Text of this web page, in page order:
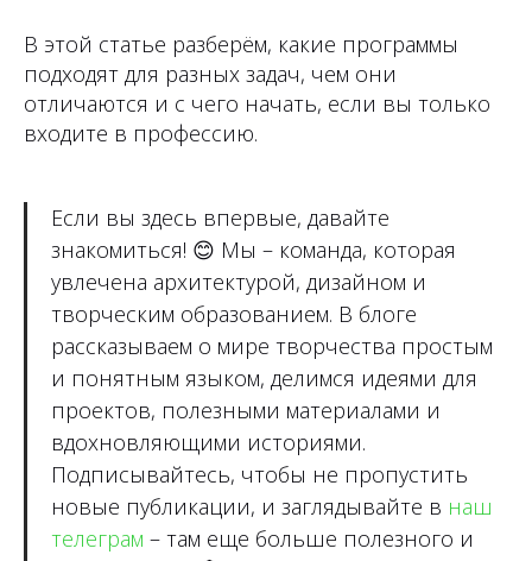
В этой статье разберём, какие программы
подходят для разных задач, чем они
отличаются и с чего начать, если вы только
входите в профессию.
Если вы здесь впервые, давайте
знакомиться! 😊 Мы – команда, которая
увлечена архитектурой, дизайном и
творческим образованием. В блоге
рассказываем о мире творчества простым
и понятным языком, делимся идеями для
проектов, полезными материалами и
вдохновляющими историями.
Подписывайтесь, чтобы не пропустить
новые публикации, и заглядывайте в наш
телеграм – там еще больше полезного и